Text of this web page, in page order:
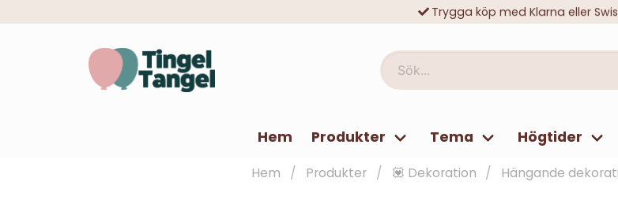
Trygga köp med Klarna eller
Sök...
Hem Produkter Tema Högtider
Hem Produkter 💟 Dekoration Hängande